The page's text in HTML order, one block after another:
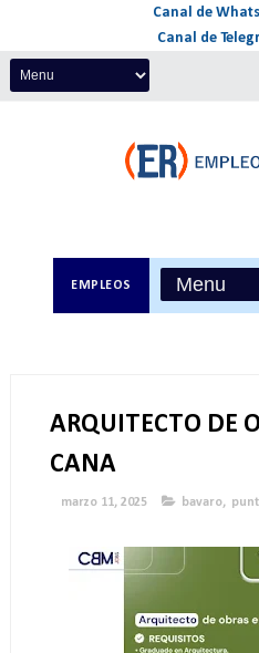
Canal de
Canal de
EMPLEOS
ARQUITECTO DE
CANA
marzo 11, 2025 bavaro,